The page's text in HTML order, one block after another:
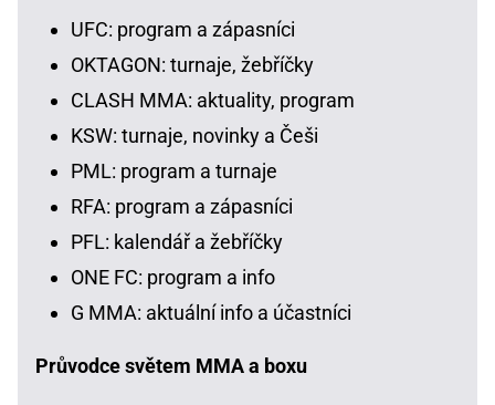
UFC: program a zápasníci
OKTAGON: turnaje, žebříčky
CLASH MMA: aktuality, program
KSW: turnaje, novinky a Češi
PML: program a turnaje
RFA: program a zápasníci
PFL: kalendář a žebříčky
ONE FC: program a info
G MMA: aktuální info a účastníci
Průvodce světem MMA a boxu